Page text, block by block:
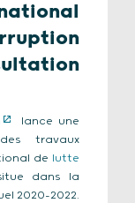
lance une
travaux
de lutte
dans la
2020-2022.